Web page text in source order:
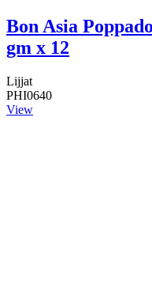
Bon Asia
gm x 12
Lijjat
PHI0640
View